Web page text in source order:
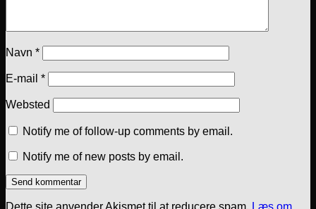
Navn *
E-mail *
Websted
Notify me of follow-up comments by email.
Notify me of new posts by email.
Dette site anvender Akismet til at reducere spam. Læs om